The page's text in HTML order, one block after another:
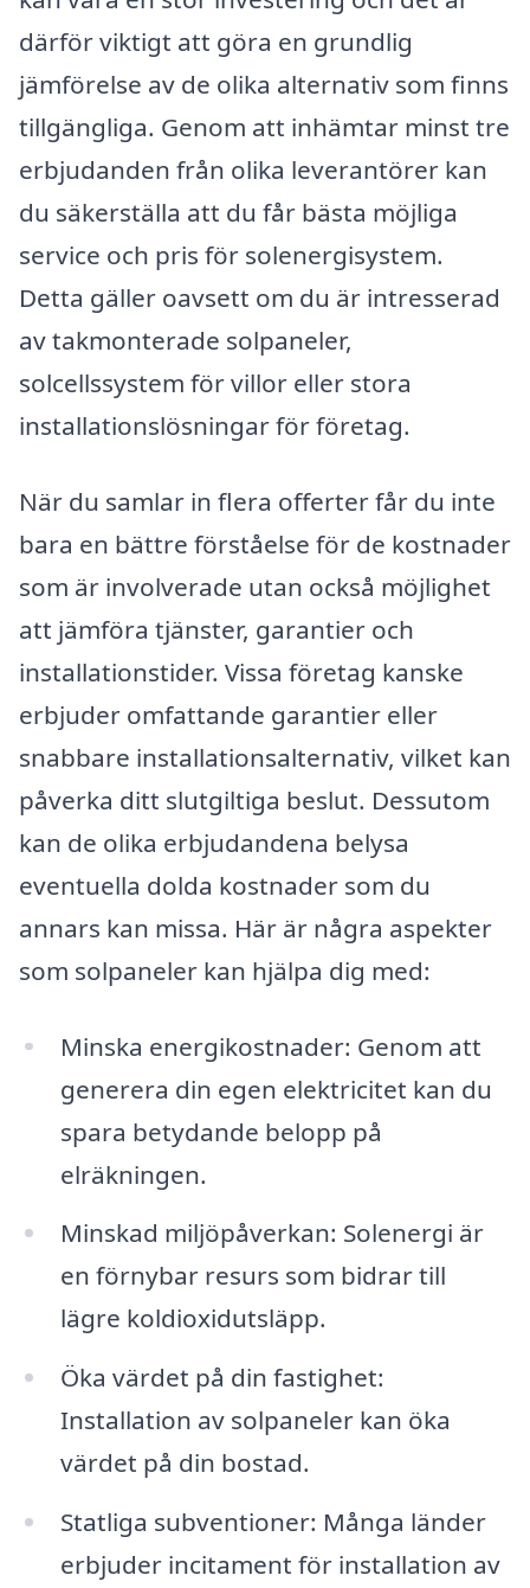
därför viktigt att göra en grundlig
jämförelse av de olika alternativ som finns
tillgängliga. Genom att inhämtar minst tre
erbjudanden från olika leverantörer kan
du säkerställa att du får bästa möjliga
service och pris för solenergisystem.
Detta gäller oavsett om du är intresserad
av takmonterade solpaneler,
solcellssystem för villor eller stora
installationslösningar för företag.
När du samlar in flera offerter får du inte
bara en bättre förståelse för de kostnader
som är involverade utan också möjlighet
att jämföra tjänster, garantier och
installationstider. Vissa företag kanske
erbjuder omfattande garantier eller
snabbare installationsalternativ, vilket kan
påverka ditt slutgiltiga beslut. Dessutom
kan de olika erbjudandena belysa
eventuella dolda kostnader som du
annars kan missa. Här är några aspekter
som solpaneler kan hjälpa dig med:
Minska energikostnader: Genom att
generera din egen elektricitet kan du
spara betydande belopp på
elräkningen.
Minskad miljöpåverkan: Solenergi är
en förnybar resurs som bidrar till
lägre koldioxidutsläpp.
Öka värdet på din fastighet:
Installation av solpaneler kan öka
värdet på din bostad.
Statliga subventioner: Många länder
erbjuder incitament för installation av